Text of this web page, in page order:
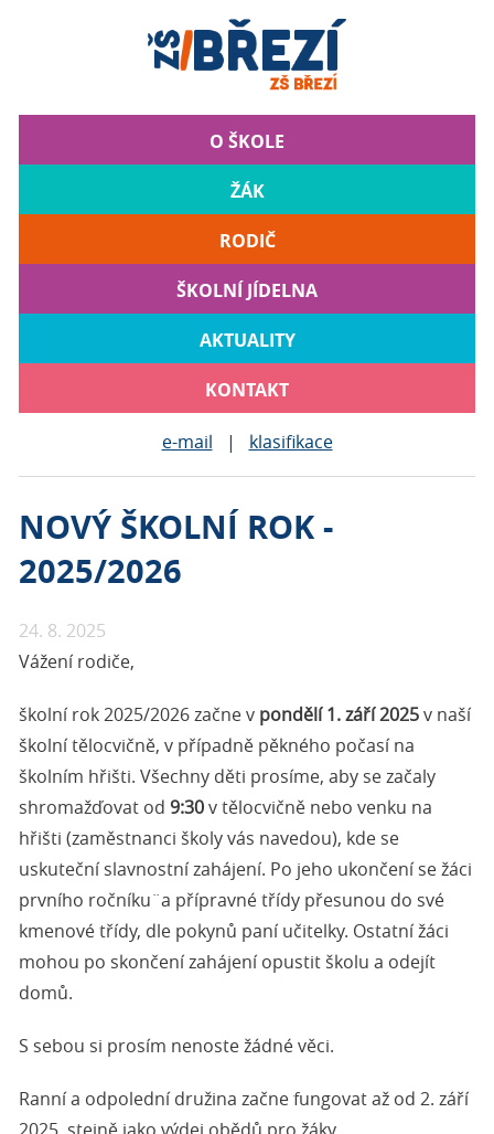
O ŠKOLE
ŽÁK
RODIČ
ŠKOLNÍ JÍDELNA
AKTUALITY
KONTAKT
e-mail | klasifikace
NOVÝ ŠKOLNÍ ROK -
2025/2026
24. 8. 2025
Vážení rodiče,
školní rok 2025/2026 začne v pondělí 1. září 2025v naší
školní tělocvičně, v případně pěkného počasí na
školním hřišti. Všechny děti prosíme, aby se začaly
shromažďovat od 9:30v tělocvičně nebo venku na
hřišti (zaměstnanci školy vás navedou), kde se
uskuteční slavnostní zahájení. Po jeho ukončení se žáci
prvního ročníku¨a přípravné třídy přesunou do své
kmenové třídy, dle pokynů paní učitelky. Ostatní žáci
mohou po skončení zahájení opustit školu a odejít
domů.
S sebou si prosím nenoste žádné věci.
Ranní a odpolední družina začne fungovat až od 2. září